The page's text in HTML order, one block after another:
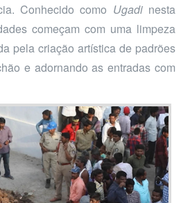
Conhecido como Ugadinesta
começam com uma limpeza
pela criação artística de padrões
e adornando as entradas com